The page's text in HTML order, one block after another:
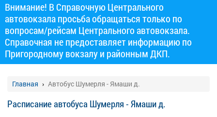
Внимание! В Справочную Центрального
автовокзала просьба обращаться только по
вопросам/рейсам Центрального автовокзала.
Справочная не предоставляет информацию по
Пригородному вокзалу и районным ДКП.
Главная Автобус Шумерля - Ямаши д.
Расписание автобуса Шумерля - Ямаши д.